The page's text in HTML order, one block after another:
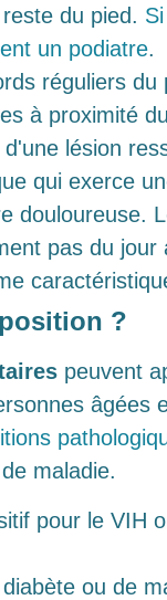
du pied.
un podiatre.
réguliers
à proximité
lésion
qui exerce
douloureuse.
pas du
?
peuvent
âgées
maladie.
pour le VIH
ou de